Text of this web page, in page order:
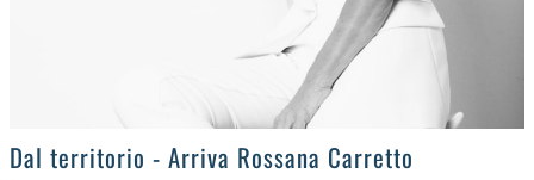
>
Dal territorio - Arriva Rossana Carretto